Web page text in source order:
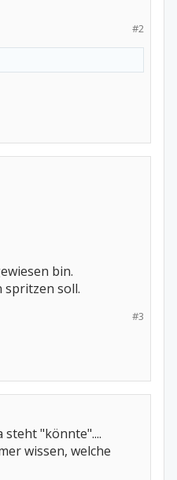
#2
bin.
spritzen soll.
#3
"könnte"....
wissen, welche